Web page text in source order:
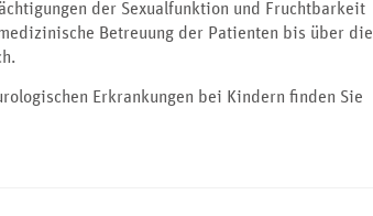
der Sexualfunktion und Fruchtbarkeit
Betreuung der Patienten bis über die
Erkrankungen bei Kindern finden Sie